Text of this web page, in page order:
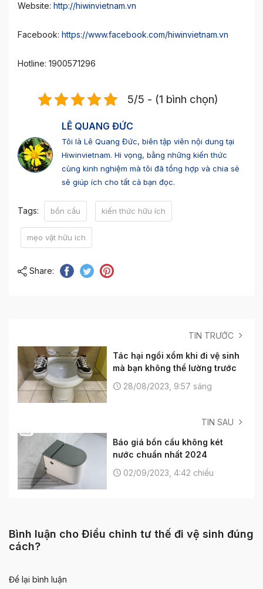
Website: http://hiwinvietnam.vn
Facebook: https://www.facebook.com/hiwinvietnam.vn
Hotline: 1900571296
5/5 - (1 bình chọn)
LÊ QUANG ĐỨC
Tôi là Lê Quang Đức, biên tập viên nội dung tại
Hiwinvietnam. Hi vọng, bằng những kiến thức
cùng kinh nghiệm mà tôi đã tổng hợp và chia sẻ
sẽ giúp ích cho tất cả bạn đọc.
Tags: bồn cầu kiến thức hữu ích
mẹo vặt hữu ích
Share:
TIN TRƯỚC
Tác hại ngồi xổm khi đi vệ sinh
mà bạn không thể lường trước
28/08/2023, 9:57 sáng
TIN SAU
Báo giá bồn cầu không két
nước chuẩn nhất 2024
02/09/2023, 4:42 chiều
Bình luận cho Điều chỉnh tư thế đi vệ sinh đúng
cách?
Để lại bình luận